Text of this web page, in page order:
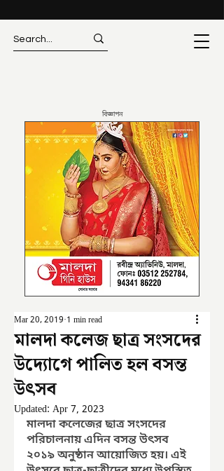
বিজ্ঞাপন
মালদা কলেজ ছাত্র সংসদের
উদ্যোগে পালিত হল বসন্ত
উৎসব
Mar 20, 2019 1 min read
Updated: Apr 7, 2023
মালদা কলেজের ছাত্র সংসদের
পরিচালনায় এদিন বসন্ত উৎসব
২০১৯ অনুষ্ঠান আয়োজিত হয়। এই